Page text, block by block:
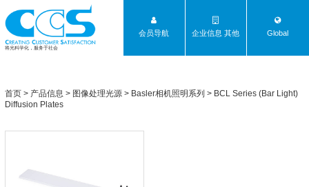
将光科学化，服务于社会
会员导航 企业信息 其他 Global
首页 > 产品信息 > 图像处理光源 > Basler相机照明系列 > BCL Series (Bar Light)
Diffusion Plates